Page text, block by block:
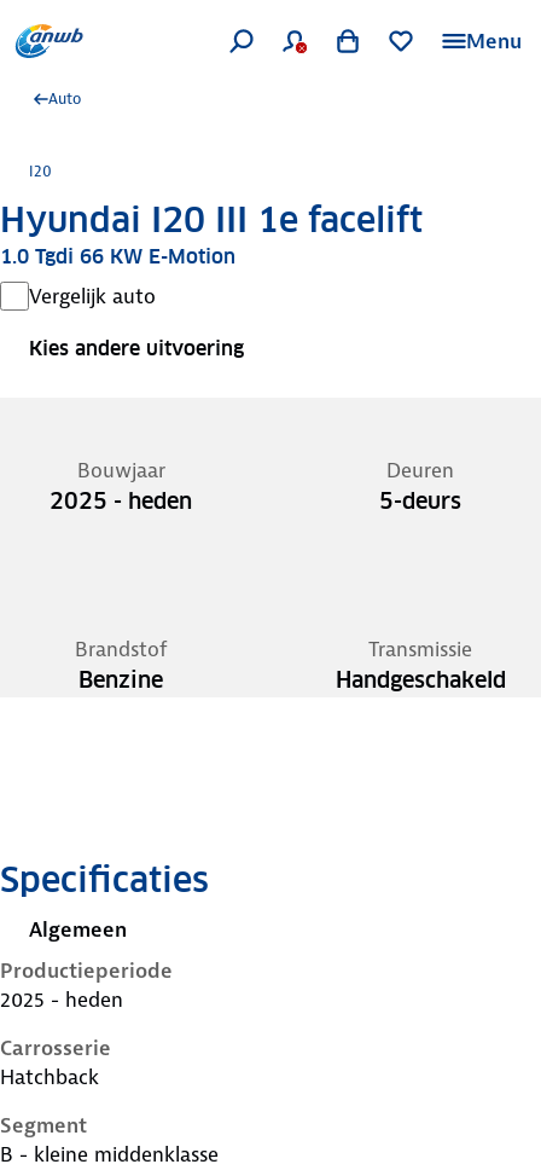
Menu
Auto
I20
Hyundai I20 III 1e facelift
1.0 Tgdi 66 KW E-Motion
Vergelijk auto
Kies andere uitvoering
Bouwjaar
2025 - heden
Deuren
5-deurs
Brandstof
Benzine
Transmissie
Handgeschakeld
Specificaties
Algemeen
Productieperiode
2025 - heden
Carrosserie
Hatchback
Segment
B - kleine middenklasse